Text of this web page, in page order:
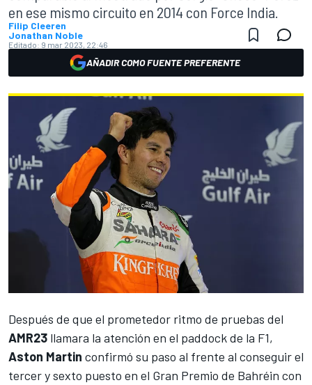
en ese mismo circuito en 2014 con Force India.
Filip Cleeren
Jonathan Noble
Editado: 9 mar 2023, 22:46
AÑADIR COMO FUENTE PREFERENTE
Después de que el prometedor ritmo de pruebas del
AMR23 llamara la atención en el paddock de la F1,
Aston Martin confirmó su paso al frente al conseguir el
tercer y sexto puesto en el Gran Premio de Bahréin con